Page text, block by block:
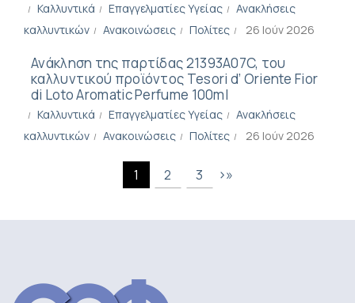
Καλλυντικά Επαγγελματίες Υγείας
Ανακλήσεις
καλλυντικών
Ανακοινώσεις Πολίτες 26 Ιούν 2026
Ανάκληση της παρτίδας 21393A07C, του
καλλυντικού προϊόντος Tesori d’ Oriente Fior
di Loto Aromatic Perfume 100ml
Καλλυντικά Επαγγελματίες Υγείας
Ανακλήσεις
καλλυντικών
Ανακοινώσεις Πολίτες 26 Ιούν 2026
1 2 3 ›»